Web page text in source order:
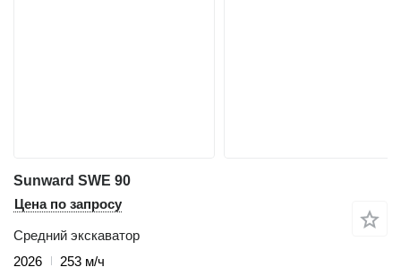
Sunward SWE 90
Цена по запросу
Средний экскаватор
2026
253 м/ч